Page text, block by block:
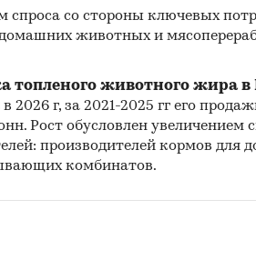
спроса со стороны ключевых
домашних животных и
топленого животного жира в
2026 г, за 2021-2025 гг его
Рост обусловлен увеличением
производителей кормов для
комбинатов.